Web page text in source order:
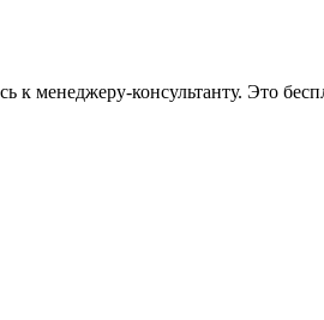
менеджеру-консультанту. Это